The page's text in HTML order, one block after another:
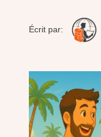
Écrit par: